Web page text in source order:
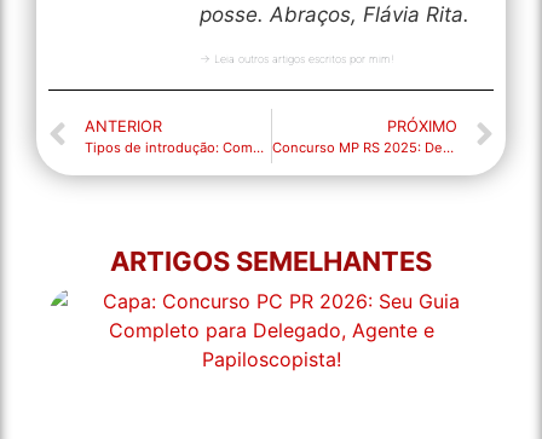
posse. Abraços, Flávia Rita.
→ Leia outros artigos escritos por mim!
ANTERIOR
Tipos de introdução: Começar bem o texto é fundamental para o seu sucesso!
PRÓXIMO
Concurso MP RS 2025: Detalhes do edital, provas e peso da Língua Portuguesa
ARTIGOS SEMELHANTES